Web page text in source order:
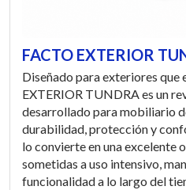
FACTO EXTERIOR
Diseñado para exteriores que
EXTERIOR TUNDRA es un
desarrollado para mobiliario
durabilidad, protección y
lo convierte en una excelente
sometidas a uso intensivo,
funcionalidad a lo largo del